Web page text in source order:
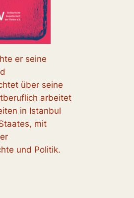
er seine
über seine
arbeitet
in Istanbul
mit
und Politik.